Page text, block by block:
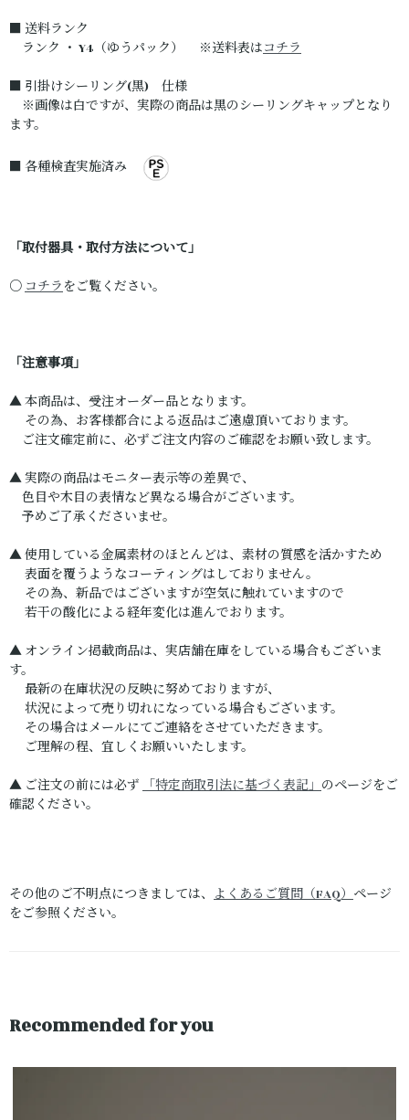
■ 送料ランク
ランク ・ Y4（ゆうパック） ※送料表はコチラ
■ 引掛けシーリング(黒) 仕様
※画像は白ですが、実際の商品は黒のシーリングキャップとなり
ます。
■ 各種検査実施済み
「取付器具・取付方法について」
○コチラをご覧ください。
「注意事項」
▲ 本商品は、受注オーダー品となります。
その為、お客様都合による返品はご遠慮頂いております。
ご注文確定前に、必ずご注文内容のご確認をお願い致します。
▲ 実際の商品はモニター表示等の差異で、
色目や木目の表情など異なる場合がございます。
予めご了承くださいませ。
▲ 使用している金属素材のほとんどは、素材の質感を活かすため
表面を覆うようなコーティングはしておりません。
その為、新品ではございますが空気に触れていますので
若干の酸化による経年変化は進んでおります。
▲ オンライン掲載商品は、実店舗在庫をしている場合もございま
す。
最新の在庫状況の反映に努めておりますが、
状況によって売り切れになっている場合もございます。
その場合はメールにてご連絡をさせていただきます。
ご理解の程、宜しくお願いいたします。
▲ ご注文の前には必ず 「特定商取引法に基づく表記」のページをご
確認ください。
その他のご不明点につきましては、 よくあるご質問（FAQ）ページ
をご参照ください。
Recommended for you